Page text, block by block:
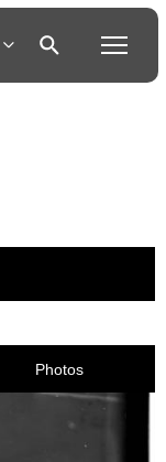
Photos